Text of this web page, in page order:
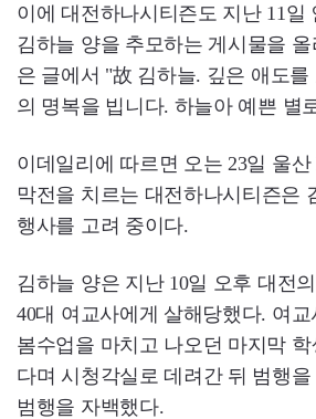
이에 대전하나시티즌도 지난 11일
김하늘 양을 추모하는 게시물을
은 글에서 "故 김하늘. 깊은 애도를
의 명복을 빕니다. 하늘아 예쁜 별
이데일리에 따르면 오는 23일 울
막전을 치르는 대전하나시티즌은
행사를 고려 중이다.
김하늘 양은 지난 10일 오후 대전
40대 여교사에게 살해당했다. 여
봄수업을 마치고 나오던 마지막
다며 시청각실로 데려간 뒤 범행
범행을 자백했다.